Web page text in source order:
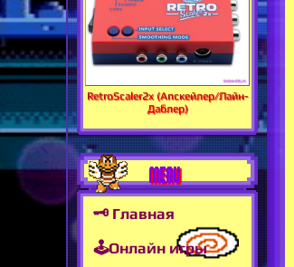
RetroScaler2x (Апскейлер/Лайн-
Даблер)
MENU
🗝 Главная
🕹Онлайн игры